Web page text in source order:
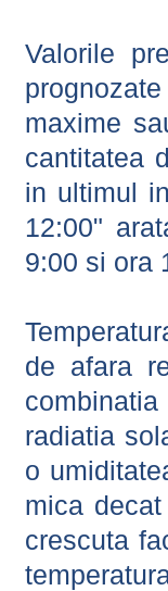
Valorile
maxime
cantitatea
in ultimul
12:00"
9:00 si ora
de afara
radiatia
o
mica
crescuta